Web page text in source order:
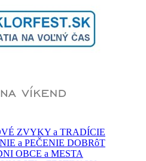
ZVYKY a TRADÍCIE
a PEČENIE DOBRôT
OBCE a MESTA